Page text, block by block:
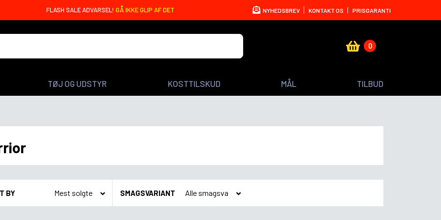
FLASH SALE ADVARSEL! GÅ IKKE GLIP AF DET NYHEDSBREV KONTAKT OS PRISGARANTI
0
TØJ OG UDSTYR KOSTTILSKUD MÅL TILBUD
BY SMAGSVARIANT